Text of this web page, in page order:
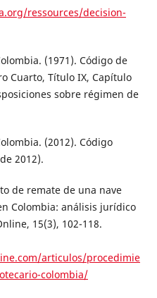
ressources/decision-
(1971). Código de
Cuarto, Título IX, Capítulo
sobre régimen de
(2012). Código
2012).
de remate de una nave
Colombia: análisis jurídico
15(3), 102-118.
articulos/procedimie
colombia/